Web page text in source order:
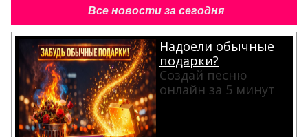
Все новости за сегодня
Надоели обычные
подарки?
Создай песню
онлайн за 5 минут